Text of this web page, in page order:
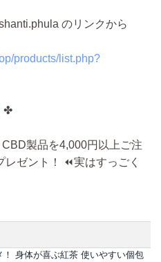
のリンクから
products/list.php?
✤
製品を4,000円以上ご注
ゼント！ ⏪実はすっごく
！ 身体が喜ぶ紅茶 使いやすい個包